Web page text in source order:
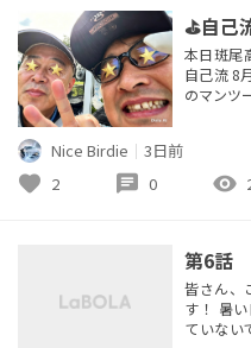
⛳️自
本日斑尾
自己流 8
のマンツ
パーパ
いプレ
Nice Birdie ｜ 3日前
favorite 2 chat 0 visibility
第6話
皆さん、
す！ 暑
ていない